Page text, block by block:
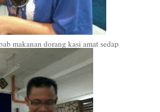
makanan dorang kasi amat sedap